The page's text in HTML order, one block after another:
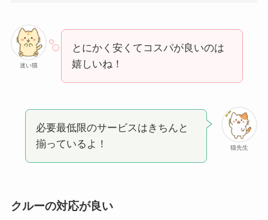
迷い猫
とにかく安くてコスパが良いのは
嬉しいね！
猫先生
必要最低限のサービスはきちんと
揃っているよ！
クルーの対応が良い